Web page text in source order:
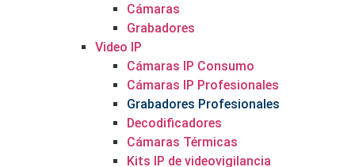
Cámaras
Grabadores
Video IP
Cámaras IP Consumo
Cámaras IP Profesionales
Grabadores Profesionales
Decodificadores
Cámaras Térmicas
Kits IP de videovigilancia